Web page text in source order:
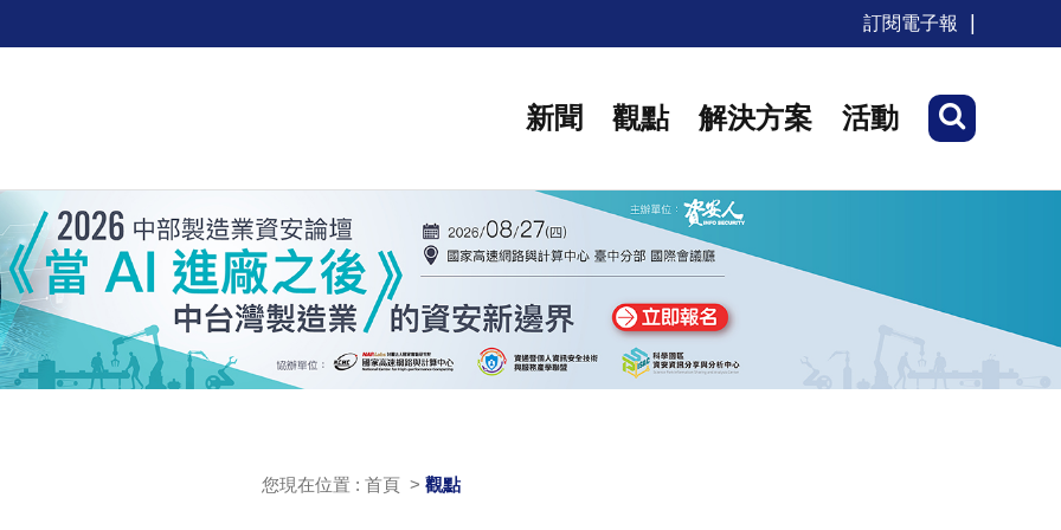
訂閱電子報
新聞 觀點 解決方案 活動
您現在位置 : 首頁 > 觀點